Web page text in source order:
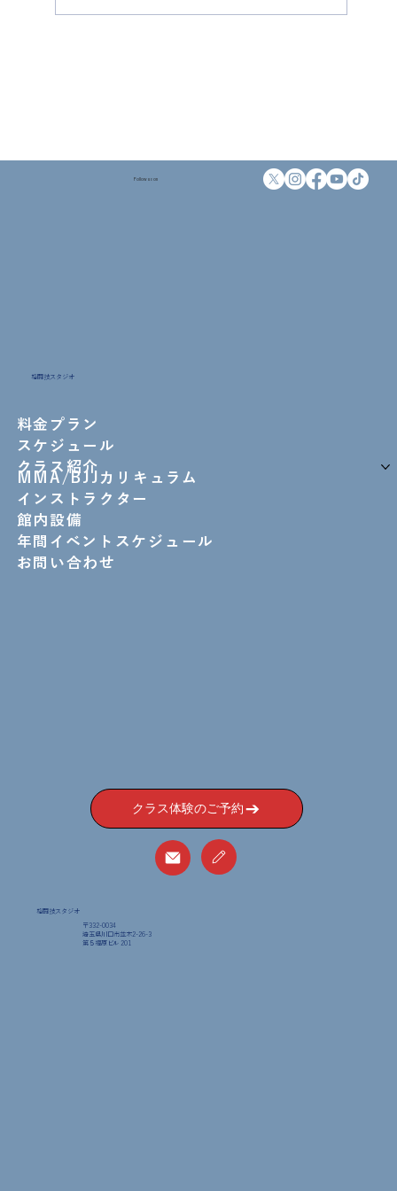
Follow us on
格闘技スタジオ
料金プラン
スケジュール
クラス紹介
MMA/BJJカリキュラム
インストラクター
館内設備
年間イベントスケジュール
お問い合わせ
クラス体験のご予約
格闘技スタジオ
〒332-0034
埼玉県川口市並木2-26-3
​第５福原ビル 201